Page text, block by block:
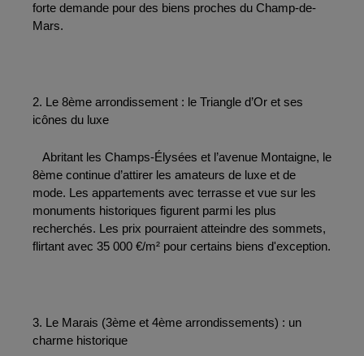
forte demande pour des biens proches du Champ-de-
Mars.
2. Le 8ème arrondissement : le Triangle d’Or et ses
icônes du luxe
Abritant les Champs-Élysées et l’avenue Montaigne, le
8ème continue d’attirer les amateurs de luxe et de
mode. Les appartements avec terrasse et vue sur les
monuments historiques figurent parmi les plus
recherchés. Les prix pourraient atteindre des sommets,
flirtant avec 35 000 €/m² pour certains biens d'exception.
3. Le Marais (3ème et 4ème arrondissements) : un
charme historique